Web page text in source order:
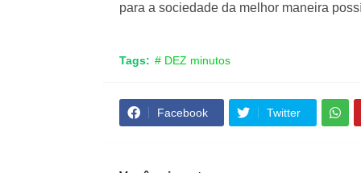
para a sociedade da melhor maneira
Tags: # DEZ minutos
Facebook Twitter